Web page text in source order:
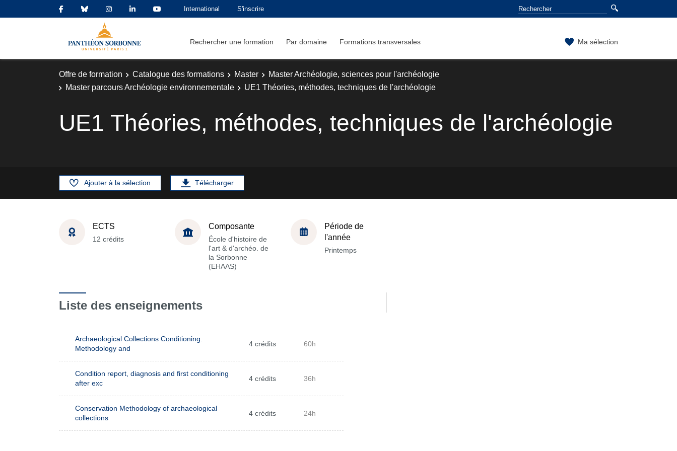
International S'inscrire
Rechercher une formation Par domaine Formations transversales Ma sélection
Offre de formation Catalogue des formations Master
Master Archéologie, sciences pour l'archéologie
Master parcours Archéologie environnementale
UE1 Théories, méthodes, techniques de l'archéologie
UE1 Théories, méthodes, techniques de l'archéologie
Ajouter à la sélection Télécharger
ECTS
12 crédits
Composante
École d'histoire de
l'art & d'archéo. de
la Sorbonne
(EHAAS)
Période de
l'année
Printemps
Liste des enseignements
Archaeological Collections Conditioning.
Methodology and
4 crédits 60h
Condition report, diagnosis and first conditioning
after exc
4 crédits 36h
Conservation Methodology of archaeological
collections
4 crédits 24h